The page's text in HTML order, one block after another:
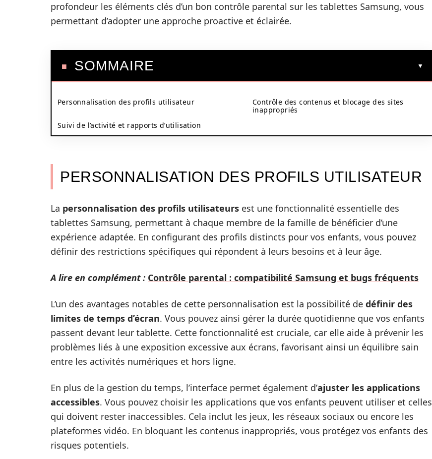
profondeur les éléments clés d’un bon contrôle parental sur les tablettes Samsung, vous
permettant d’adopter une approche proactive et éclairée.
SOMMAIRE
Personnalisation des profils utilisateur
Suivi de l’activité et rapports d’utilisation
Contrôle des contenus et blocage des sites
inappropriés
PERSONNALISATION DES PROFILS UTILISATEUR
La personnalisation des profils utilisateurs est une fonctionnalité essentielle des
tablettes Samsung, permettant à chaque membre de la famille de bénéficier d’une
expérience adaptée. En configurant des profils distincts pour vos enfants, vous pouvez
définir des restrictions spécifiques qui répondent à leurs besoins et à leur âge.
A lire en complément : Contrôle parental : compatibilité Samsung et bugs fréquents
L’un des avantages notables de cette personnalisation est la possibilité de définir des
limites de temps d’écran. Vous pouvez ainsi gérer la durée quotidienne que vos enfants
passent devant leur tablette. Cette fonctionnalité est cruciale, car elle aide à prévenir les
problèmes liés à une exposition excessive aux écrans, favorisant ainsi un équilibre sain
entre les activités numériques et hors ligne.
En plus de la gestion du temps, l’interface permet également d’ajuster les applications
accessibles. Vous pouvez choisir les applications que vos enfants peuvent utiliser et celles
qui doivent rester inaccessibles. Cela inclut les jeux, les réseaux sociaux ou encore les
plateformes vidéo. En bloquant les contenus inappropriés, vous protégez vos enfants des
risques potentiels.